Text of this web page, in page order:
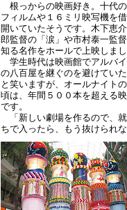
根っからの映画好き。十代の
フィルムや１６ミリ映写機を
開いていたそうです。木下恵
郎監督の「涙」や市村泰一監
知る名作をホールで上映しまし
学生時代は映画館でアルバ
の八百屋を継ぐのを避けてい
と笑いますが、オールナイト
頃は、年間５００本を超える
です。
「新しい劇場を作るので、
ちで入ったら、もう抜けられな